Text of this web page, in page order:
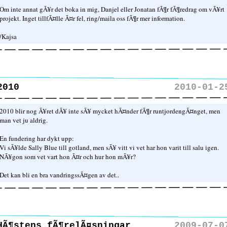
Om inte annat gÃ¥r det boka in mig, Danjel eller Jonatan fÃ¶r fÃ¶redrag om vÃ¥rt
projekt. Inget tillfÃ¤lle Ã¤r fel, ring/maila oss fÃ¶r mer information.
/Kajsa
2010-01-
2010 blir nog Ã¥ret dÃ¥ inte sÃ¥ mycket hÃ¤nder fÃ¶r runtjordengÃ¤nget, men
man vet ju aldrig.
En fundering har dykt upp:
Vi sÃ¥lde Sally Blue till gotland, men sÃ¥ vitt vi vet har hon varit till salu igen.
NÃ¥gon som vet vart hon Ã¤r och hur hon mÃ¥r?
Det kan bli en bra vandringssÃ¤gen av det..